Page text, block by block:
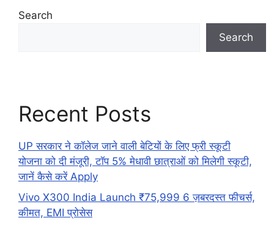
Search
Search
Recent Posts
UP सरकार ने कॉलेज जाने वाली बेटियों के लिए फ्री स्कूटी
योजना को दी मंजूरी, टॉप 5% मेधावी छात्राओं को मिलेगी स्कूटी,
जानें कैसे करें Apply
Vivo X300 India Launch ₹75,999 6 ज़बरदस्त फीचर्स,
कीमत, EMI प्रोसेस